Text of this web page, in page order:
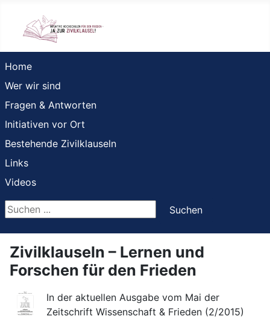
Home
Wer wir sind
Fragen & Antworten
Initiativen vor Ort
Bestehende Zivilklauseln
Links
Videos
Suchen ...
Suchen
Zivilklauseln – Lernen und
Forschen für den Frieden
In der aktuellen Ausgabe vom Mai der
Zeitschrift Wissenschaft & Frieden (2/2015)